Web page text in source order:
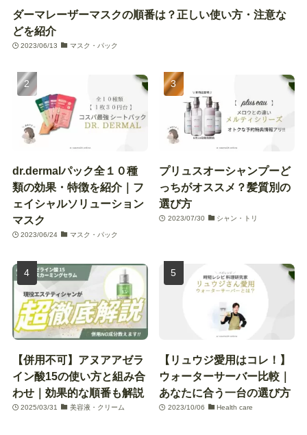
ダーマレーザーマスクの順番は？正しい使い方・注意な
どを紹介
2023/06/13 マスク・パック
dr.dermalパック全１０種
類の効果・特徴を紹介｜フ
ェイシャルソリューション
マスク
2023/06/24 マスク・パック
プリュスオーシャンプーど
っちがオススメ？髪質別の
選び方
2023/07/30 シャン・トリ
【併用不可】アヌアアゼラ
イン酸15の使い方と組み合
わせ｜効果的な順番も解説
2025/03/31 美容液・クリーム
【リュウジ愛用はコレ！】
ウォーターサーバー比較｜
あなたに合う一台の選び方
2023/10/06 Health care